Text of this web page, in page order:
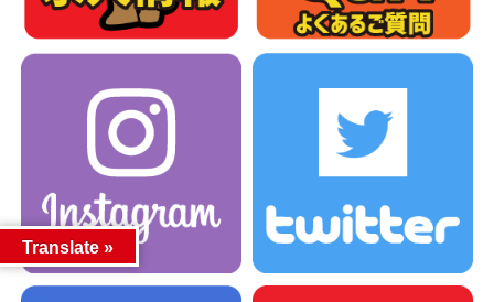
Translate »